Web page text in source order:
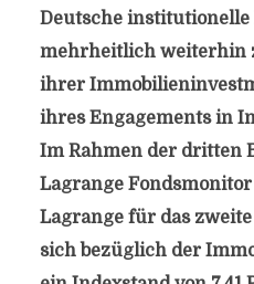
Deutsche
mehrheitlich weiterhin
ihrer
ihres Engagements in
Im Rahmen der dritten
Lagrange
Lagrange für das
sich bezüglich der